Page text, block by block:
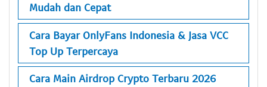
Mudah dan Cepat
Cara Bayar OnlyFans Indonesia & Jasa VCC
Top Up Terpercaya
Cara Main Airdrop Crypto Terbaru 2026